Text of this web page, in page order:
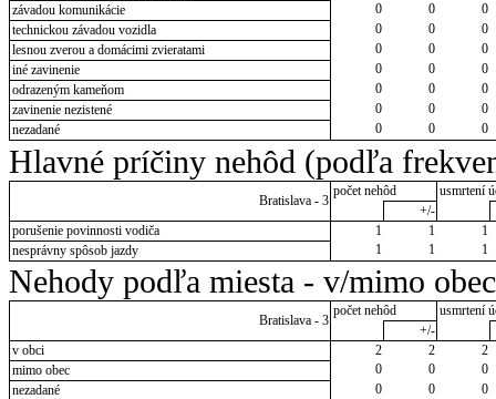
závadou komunikácie
0 0
0
technickou závadou vozidla
0 0
0
lesnou zverou a domácimi zvieratami
0 0
0
iné zavinenie
0 0
0
odrazeným kameňom
0 0
0
zavinenie nezistené
0 0
0
nezadané
0 0 0
Hlavné príčiny nehôd (podľa
Bratislava - 3
počet nehôd
usmrtení
+/-
porušenie povinnosti vodiča
1 1
1
nesprávny spôsob jazdy
1 1 1
Nehody podľa miesta - v/mimo obec
Bratislava - 3
počet nehôd
usmrtení
+/-
v obci
2 2
2
mimo obec
0 0
0
nezadané
0 0 0